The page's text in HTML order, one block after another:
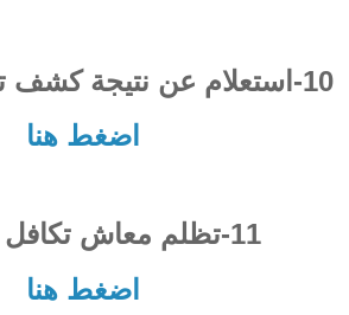
10-استعلام عن نتيجة كشف تكافل وكرامه
اضغط هنا
11-تظلم معاش تكافل وكرامه
اضغط هنا